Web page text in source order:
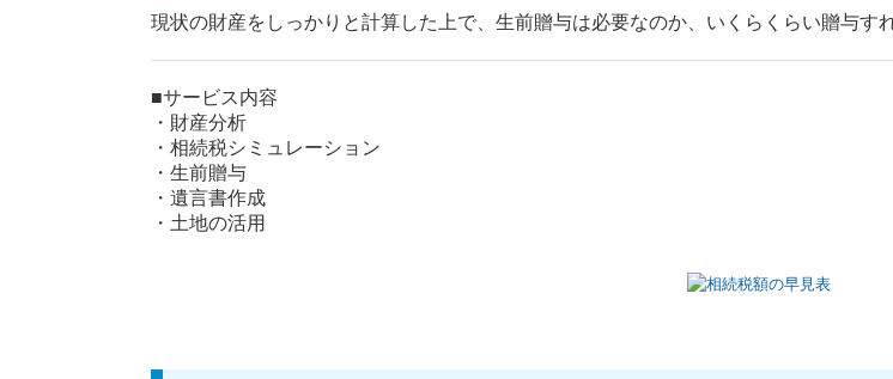
現状の財産をしっかりと計算した上で、生前贈与は必要なのか、いくらくらい贈与す
■サービス内容
・財産分析
・相続税シミュレーション
・生前贈与
・遺言書作成
・土地の活用